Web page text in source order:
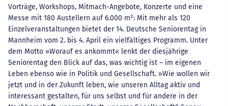
Vorträge, Workshops, Mitmach-Angebote, Konzerte und eine
Messe mit 180 Austellern auf 6.000 m²: Mit mehr als 120
Einzelveranstaltungen bietet der 14. Deutsche Seniorentag in
Mannheim vom 2. bis 4. April ein vielfältiges Programm. Unter
dem Motto »Worauf es ankommt« lenkt der diesjährige
Seniorentag den Blick auf das, was wichtig ist – im eigenen
Leben ebenso wie in Politik und Gesellschaft. »Wie wollen wir
jetzt und in der Zukunft leben, wie unseren Alltag aktiv und
interessant gestalten, für uns selbst und für andere in der